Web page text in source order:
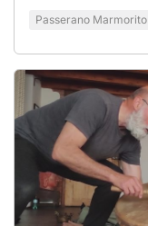
Passerano Marmorito